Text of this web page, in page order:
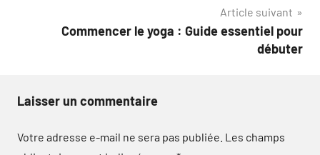
Article suivant
Commencer le yoga : Guide essentiel pour
débuter
Laisser un commentaire
Votre adresse e-mail ne sera pas publiée. Les champs